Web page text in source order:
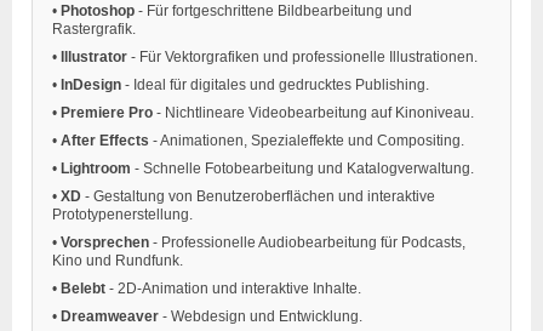
• Photoshop - Für fortgeschrittene Bildbearbeitung und
Rastergrafik.
• Illustrator - Für Vektorgrafiken und professionelle Illustrationen.
• InDesign - Ideal für digitales und gedrucktes Publishing.
• Premiere Pro - Nichtlineare Videobearbeitung auf Kinoniveau.
• After Effects - Animationen, Spezialeffekte und Compositing.
• Lightroom - Schnelle Fotobearbeitung und Katalogverwaltung.
• XD - Gestaltung von Benutzeroberflächen und interaktive
Prototypenerstellung.
• Vorsprechen - Professionelle Audiobearbeitung für Podcasts,
Kino und Rundfunk.
• Belebt - 2D-Animation und interaktive Inhalte.
• Dreamweaver - Webdesign und Entwicklung.